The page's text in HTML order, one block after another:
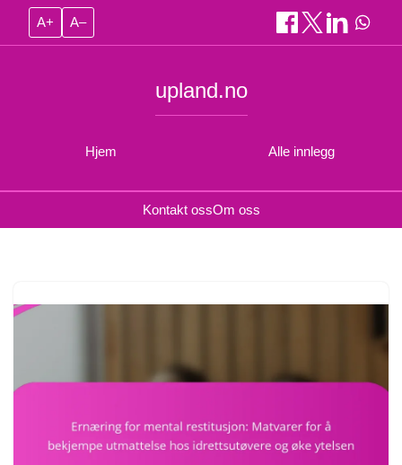
A+ A–
Hjem
upland.no
Alle innlegg
Kontakt ossOm oss